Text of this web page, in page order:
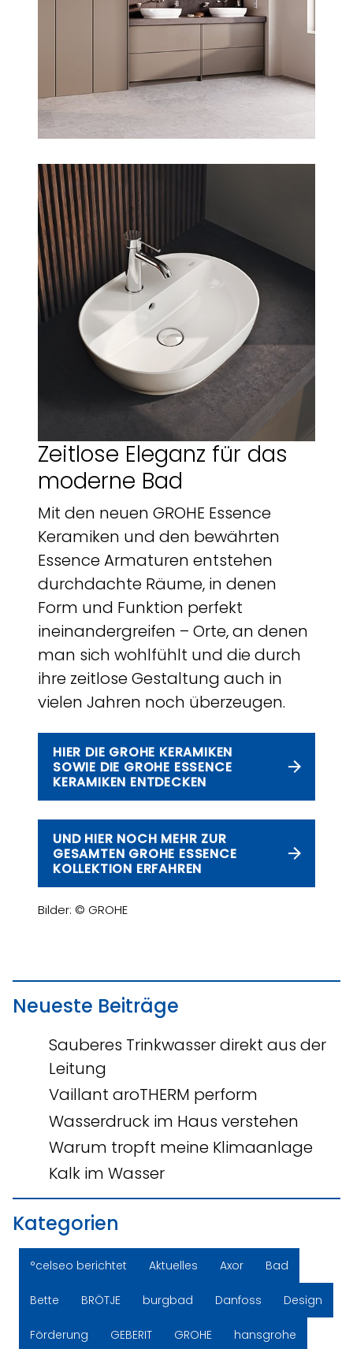
Zeitlose Eleganz für das
moderne Bad
Mit den neuen GROHE Essence
Keramiken und den bewährten
Essence Armaturen entstehen
durchdachte Räume, in denen
Form und Funktion perfekt
ineinandergreifen – Orte, an denen
man sich wohlfühlt und die durch
ihre zeitlose Gestaltung auch in
vielen Jahren noch überzeugen.
HIER DIE GROHE KERAMIKEN
SOWIE DIE GROHE ESSENCE
KERAMIKEN ENTDECKEN
UND HIER NOCH MEHR ZUR
GESAMTEN GROHE ESSENCE
KOLLEKTION ERFAHREN
Bilder: © GROHE
Neueste Beiträge
Sauberes Trinkwasser direkt aus der
Leitung
Vaillant aroTHERM perform
Wasserdruck im Haus verstehen
Warum tropft meine Klimaanlage
Kalk im Wasser
Kategorien
°celseo berichtet Aktuelles Axor Bad
Bette BRÖTJE burgbad Danfoss Design
Förderung GEBERIT GROHE hansgrohe